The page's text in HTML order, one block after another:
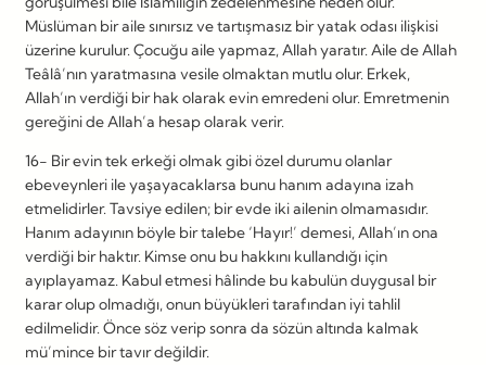
Müslüman bir aile sınırsız ve tartışmasız bir yatak odası ilişkisi
üzerine kurulur. Çocuğu aile yapmaz, Allah yaratır. Aile de Allah
Teâlâ’nın yaratmasına vesile olmaktan mutlu olur. Erkek,
Allah’ın verdiği bir hak olarak evin emredeni olur. Emretmenin
gereğini de Allah’a hesap olarak verir.
16- Bir evin tek erkeği olmak gibi özel durumu olanlar
ebeveynleri ile yaşayacaklarsa bunu hanım adayına izah
etmelidirler. Tavsiye edilen; bir evde iki ailenin olmamasıdır.
Hanım adayının böyle bir talebe ‘Hayır!’ demesi, Allah’ın ona
verdiği bir haktır. Kimse onu bu hakkını kullandığı için
ayıplayamaz. Kabul etmesi hâlinde bu kabulün duygusal bir
karar olup olmadığı, onun büyükleri tarafından iyi tahlil
edilmelidir. Önce söz verip sonra da sözün altında kalmak
mü’mince bir tavır değildir.